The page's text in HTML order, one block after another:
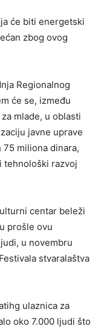
će biti energetski
zbog ovog
Regionalnog
će se, između
mlade, u oblasti
javne uprave
miliona dinara,
tehnološki razvoj
centar beleži
prošle ovu
u novembru
stvaralaštva
ulaznica za
oko 7.000 ljudi što